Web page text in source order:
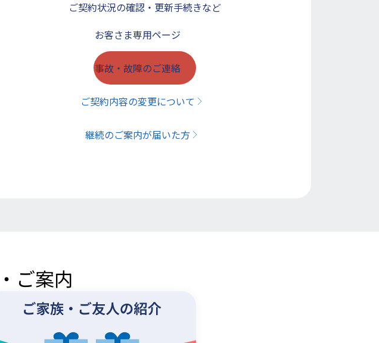
ご契約状況の確認・更新手続きなど
お客さま専用ページ
事故・故障のご連絡
ご契約内容の変更について
継続のご案内が届いた方
ご案内